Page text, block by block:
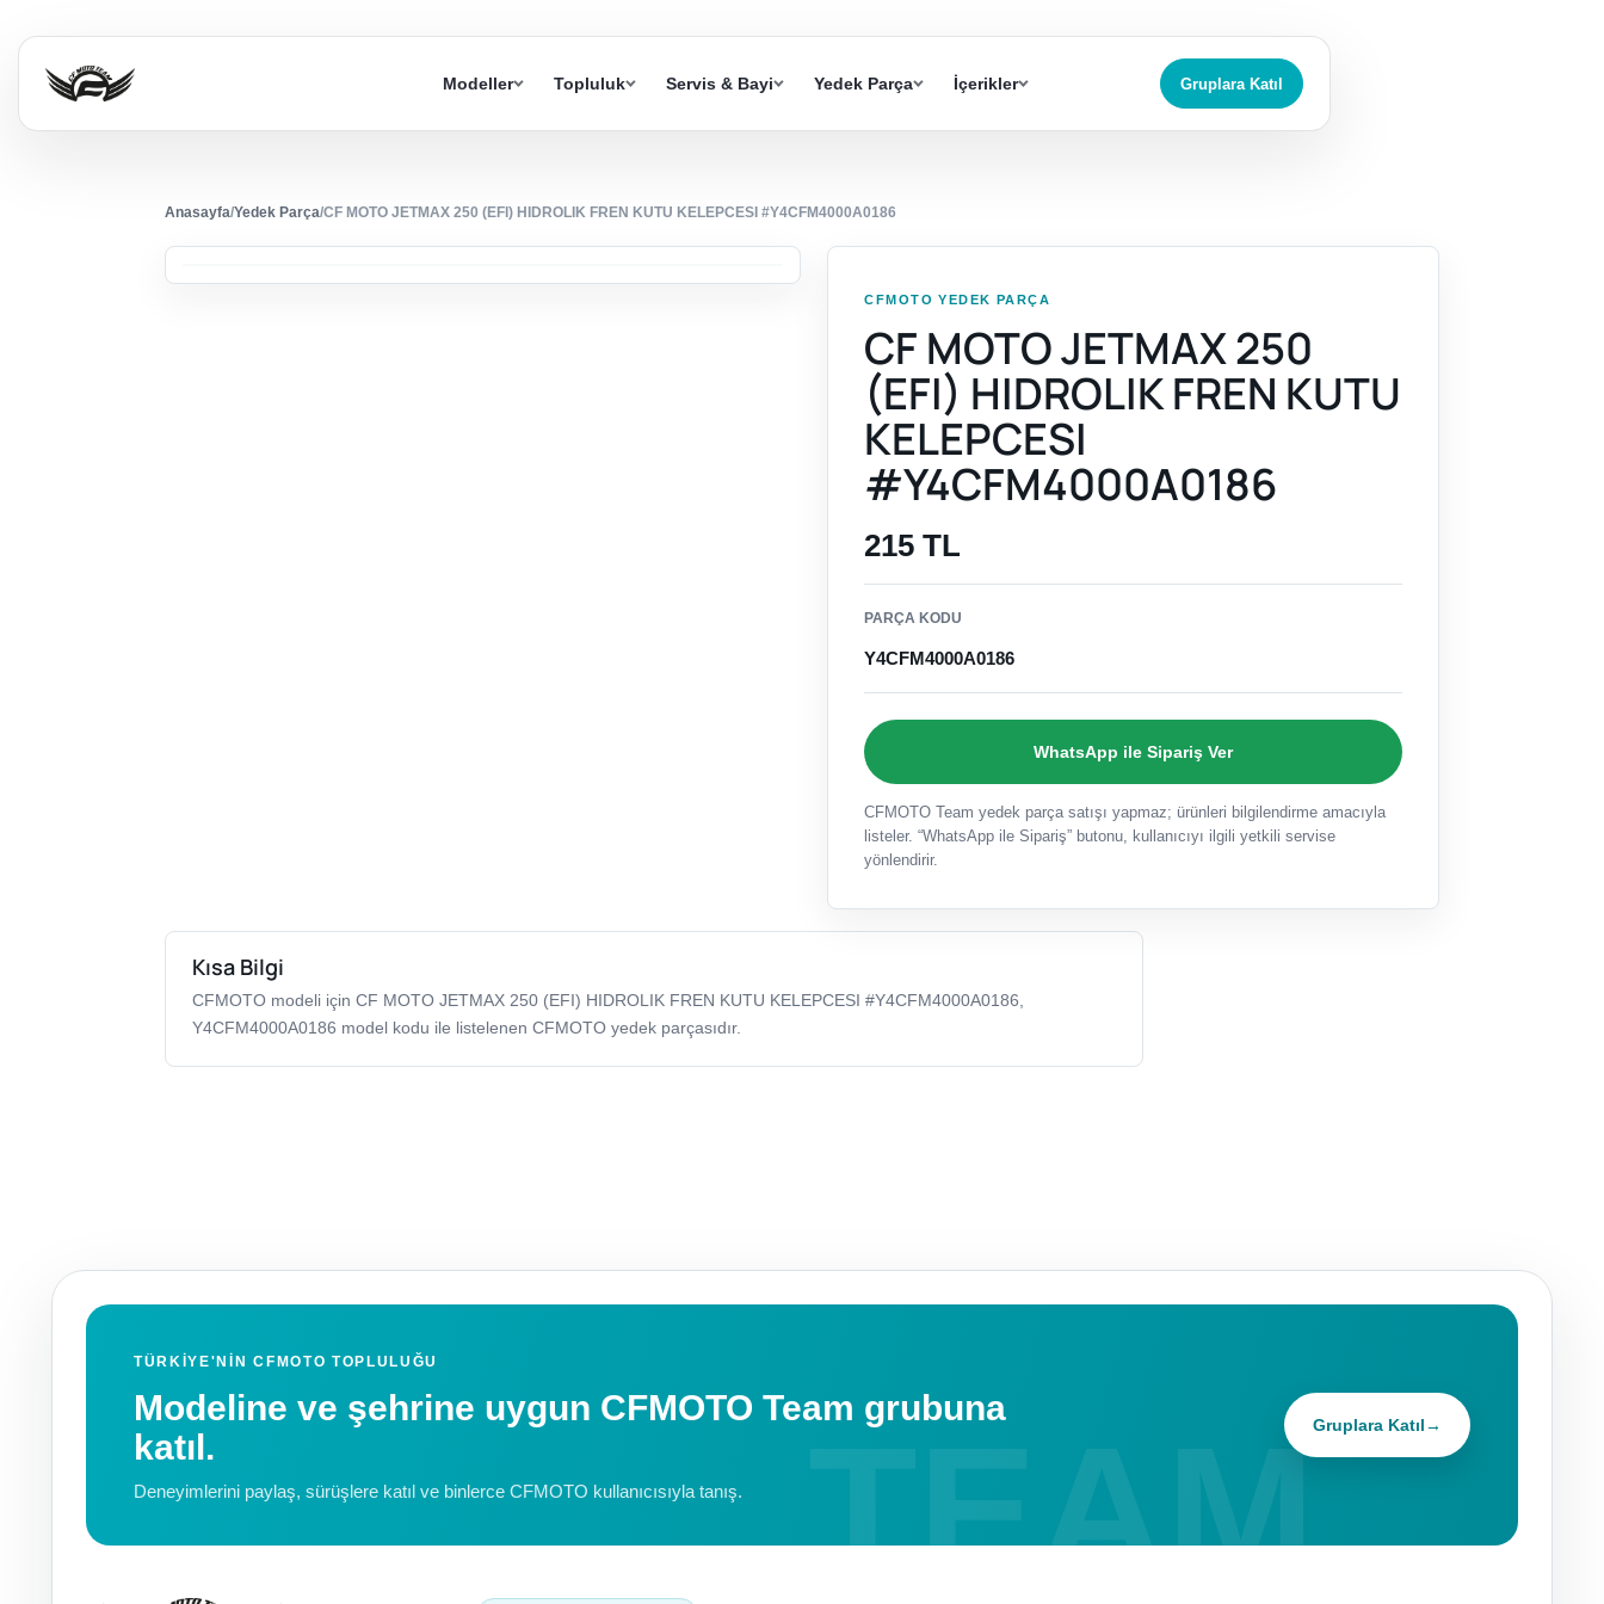
Modeller Topluluk Servis & Bayi Yedek Parça İçerikler Gruplara Katıl
Anasayfa/Yedek Parça/CF MOTO JETMAX 250 (EFI) HIDROLIK FREN KUTU KELEPCESI #Y4CFM4000A0186
CFMOTO YEDEK PARÇA
CF MOTO JETMAX 250
(EFI) HIDROLIK FREN KUTU
KELEPCESI
#Y4CFM4000A0186
215 TL
PARÇA KODU
Y4CFM4000A0186
WhatsApp ile Sipariş Ver
CFMOTO Team yedek parça satışı yapmaz; ürünleri bilgilendirme amacıyla
listeler. “WhatsApp ile Sipariş” butonu, kullanıcıyı ilgili yetkili servise
yönlendirir.
Kısa Bilgi
CFMOTO modeli için CF MOTO JETMAX 250 (EFI) HIDROLIK FREN KUTU KELEPCESI #Y4CFM4000A0186,
Y4CFM4000A0186 model kodu ile listelenen CFMOTO yedek parçasıdır.
TÜRKIYE'NIN CFMOTO TOPLULUĞU
Modeline ve şehrine uygun CFMOTO Team grubuna
katıl.
Deneyimlerini paylaş, sürüşlere katıl ve binlerce CFMOTO kullanıcısıyla tanış.
Gruplara Katıl→